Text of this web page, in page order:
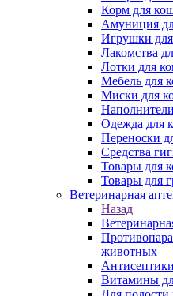
Корм для
Амуниция
Игрушки
Лакомства
Лотки для
Мебель для
Миски для
Одежда для
Переноски
Средства
Товары для
Товары для
Ветеринарная
Назад
животных
Витамины